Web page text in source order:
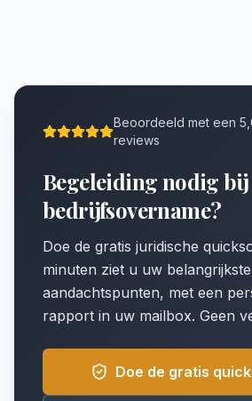
Beoordeeld met een
reviews
Begeleiding nodig bij
bedrijfsovername?
Doe de gratis juridische
minuten ziet u uw belangrijkste
aandachtspunten, met een
rapport in uw mailbox. Geen
Doe de gratis